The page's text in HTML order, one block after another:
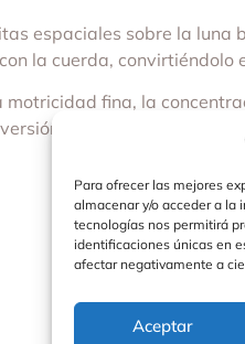
Para ofrecer las mejores
almacenar y/o acceder a la
tecnologías nos permitirá
identificaciones únicas en
afectar negativamente a
Aceptar
espaciales sobre la
la cuerda,
motricidad fina, la
aprendizaje y